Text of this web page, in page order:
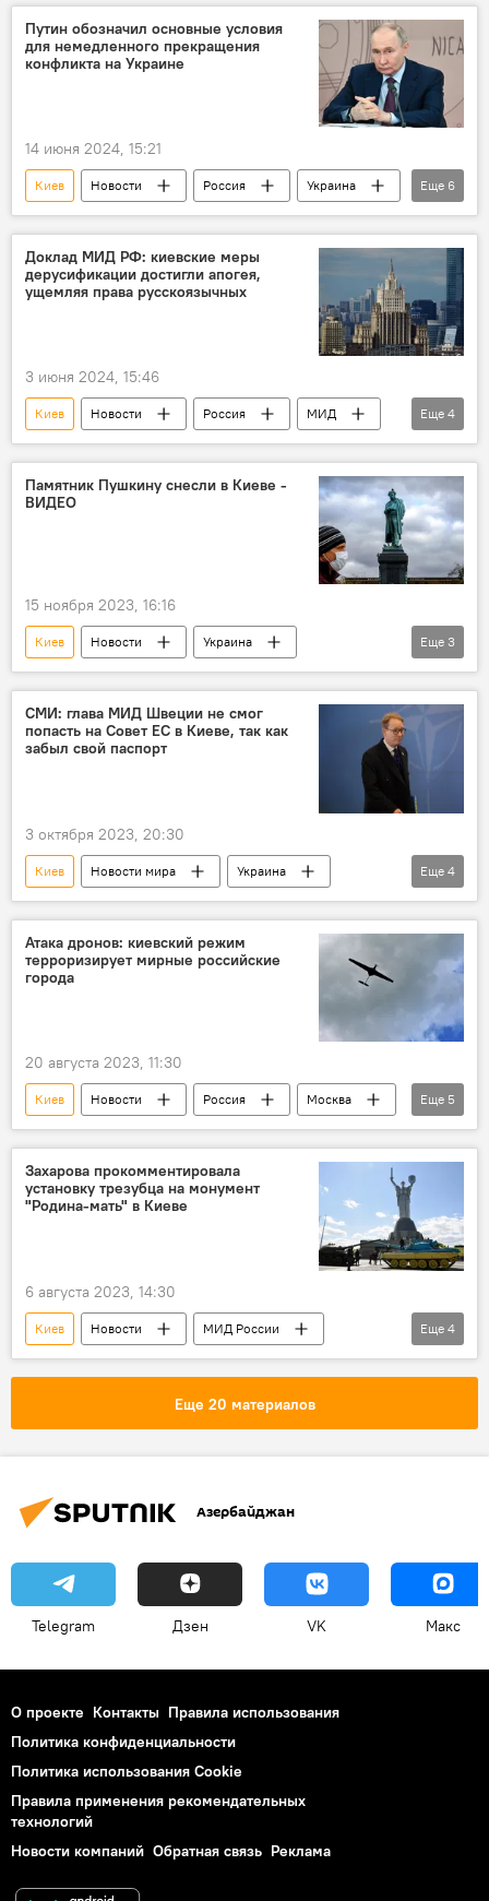
Мали
Украина
СВО
Терроризм
Путин обозначил основные условия
для немедленного прекращения
конфликта на Украине
14 июня 2024, 15:21
Киев Новости Россия
Украина
Конфликт
Кризис
СВО
Запад
Владимир Путин
мирное урегулирование
Еще 6
Доклад МИД РФ: киевские меры
дерусификации достигли апогея,
ущемляя права русскоязычных
3 июня 2024, 15:46
Киев Новости Россия
МИД
Украина
Русский язык
ООН
Запад
Еще 4
Памятник Пушкину снесли в Киеве -
ВИДЕО
15 ноября 2023, 16:16
Киев Новости
Украина
Демонтаж
памятник
Александр Сергеевич Пушкин
Еще 3
СМИ: глава МИД Швеции не смог
попасть на Совет ЕС в Киеве, так как
забыл свой паспорт
3 октября 2023, 20:30
Киев Новости мира
Украина
Швеция
ЕС
паспорт
Еще 4
Атака дронов: киевский режим
терроризирует мирные российские
города
20 августа 2023, 11:30
Киев Новости Россия
Москва
Беспилотник
Курская область
Теракт
Еще 5
Захарова прокомментировала
установку трезубца на монумент
"Родина-мать" в Киеве
6 августа 2023, 14:30
Киев Новости
МИД России
Мария Захарова
комментарий
Еще 4
Еще 20 материалов
Азербайджан
Telegram Дзен VK Макс
О проекте Контакты Правила использования
Политика конфиденциальности
Политика использования Cookie
Правила применения рекомендательных
технологий
Новости компаний Обратная связь Реклама